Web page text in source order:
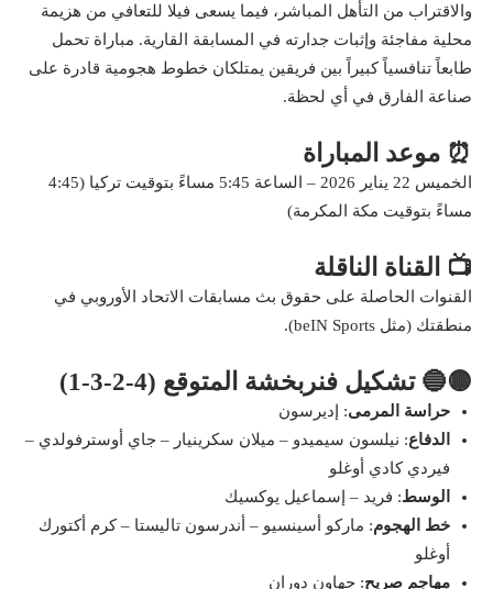
والاقتراب من التأهل المباشر، فيما يسعى فيلا للتعافي من هزيمة
محلية مفاجئة وإثبات جدارته في المسابقة القارية. مباراة تحمل
طابعاً تنافسياً كبيراً بين فريقين يمتلكان خطوط هجومية قادرة على
صناعة الفارق في أي لحظة.
⏰ موعد المباراة
الخميس 22 يناير 2026 – الساعة 5:45 مساءً بتوقيت تركيا (4:45
مساءً بتوقيت مكة المكرمة)
📺 القناة الناقلة
القنوات الحاصلة على حقوق بث مسابقات الاتحاد الأوروبي في
منطقتك (مثل beIN Sports).
🟡🔵 تشكيل فنربخشة المتوقع (4-2-3-1)
حراسة المرمى: إديرسون
الدفاع: نيلسون سيميدو – ميلان سكرينيار – جاي أوسترفولدي –
فيردي كادي أوغلو
الوسط: فريد – إسماعيل يوكسيك
خط الهجوم: ماركو أسينسيو – أندرسون تاليستا – كرم أكتورك
أوغلو
مهاجم صريح: جهاون دوران